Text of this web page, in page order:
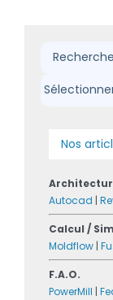
Nos
Autocad |
Calcul /
Moldflow |
F.A.O.
PowerMill |